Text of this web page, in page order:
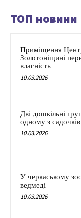
ТОП новини
Приміщення
Золотоніщині
власність
10.03.2026
Дві дошкільні
одному з
10.03.2026
У черкаському
ведмеді
10.03.2026